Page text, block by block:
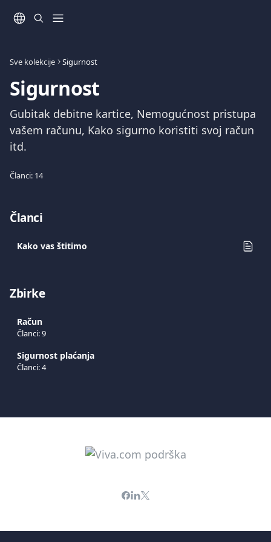
Sve kolekcije Sigurnost
Sigurnost
Gubitak debitne kartice, Nemogućnost pristupa
vašem računu, Kako sigurno koristiti svoj račun
itd.
Članci: 14
Članci
Kako vas štitimo
Zbirke
Račun
Članci: 9
Sigurnost plaćanja
Članci: 4